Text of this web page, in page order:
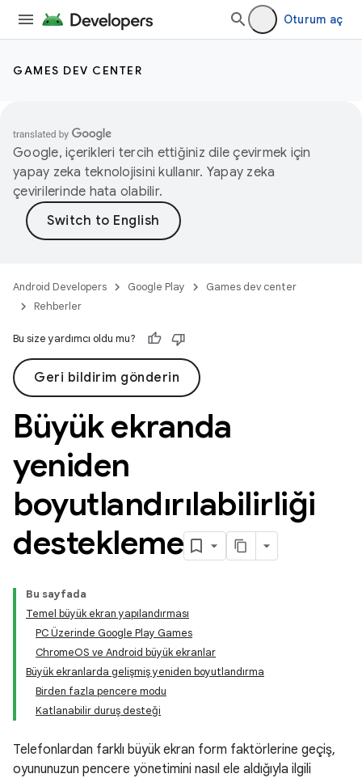
Oturum aç
GAMES DEV CENTER
Google, içerikleri tercih ettiğiniz dile çevirmek için
yapay zeka teknolojisini kullanır. Yapay zeka
çevirilerinde hata olabilir.
Android Developers Google Play
Games dev center
Rehberler
Bu size yardımcı oldu mu?
Geri bildirim gönderin
Büyük ekranda
yeniden
boyutlandırılabilirliği
destekleme
Bu sayfada
Temel büyük ekran yapılandırması
PC Üzerinde Google Play Games
ChromeOS ve Android büyük ekranlar
Büyük ekranlarda gelişmiş yeniden boyutlandırma
Birden fazla pencere modu
Katlanabilir duruş desteği
Telefonlardan farklı büyük ekran form faktörlerine geçiş,
oyununuzun pencere yönetimini nasıl ele aldığıyla ilgili